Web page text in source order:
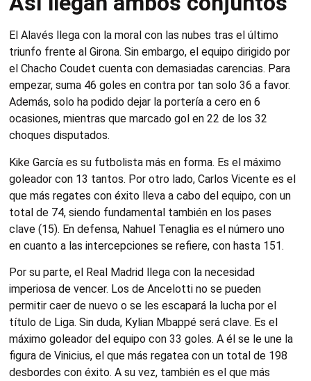
El Alavés llega con la moral con las nubes tras el último
triunfo frente al Girona. Sin embargo, el equipo dirigido por
el Chacho Coudet cuenta con demasiadas carencias. Para
empezar, suma 46 goles en contra por tan solo 36 a favor.
Además, solo ha podido dejar la portería a cero en 6
ocasiones, mientras que marcado gol en 22 de los 32
choques disputados.
Kike García es su futbolista más en forma. Es el máximo
goleador con 13 tantos. Por otro lado, Carlos Vicente es el
que más regates con éxito lleva a cabo del equipo, con un
total de 74, siendo fundamental también en los pases
clave (15). En defensa, Nahuel Tenaglia es el número uno
en cuanto a las intercepciones se refiere, con hasta 151.
Por su parte, el Real Madrid llega con la necesidad
imperiosa de vencer. Los de Ancelotti no se pueden
permitir caer de nuevo o se les escapará la lucha por el
título de Liga. Sin duda, Kylian Mbappé será clave. Es el
máximo goleador del equipo con 33 goles. A él se le une la
figura de Vinicius, el que más regatea con un total de 198
desbordes con éxito. A su vez, también es el que más